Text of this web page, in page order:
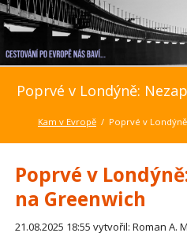
Poprvé v Londýně:
Kam v Evropě Poprvé v
Poprvé v
na Greenwich
21.08.2025 18:55 vytvořil: Roman A.